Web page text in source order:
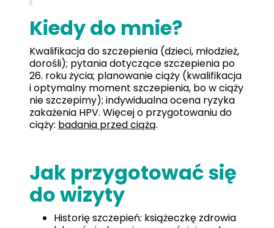
Kiedy do mnie?
Kwalifikacja do szczepienia (dzieci, młodzież,
dorośli); pytania dotyczące szczepienia po
26. roku życia; planowanie ciąży (kwalifikacja
i optymalny moment szczepienia, bo w ciąży
nie szczepimy); indywidualna ocena ryzyka
zakażenia HPV. Więcej o przygotowaniu do
ciąży: badania przed ciążą.
Jak przygotować się
do wizyty
Historię szczepień: książeczkę zdrowia